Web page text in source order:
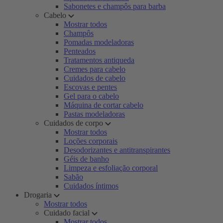
Sabonetes e champôs para barba
Cabelo
Mostrar todos
Champôs
Pomadas modeladoras
Penteados
Tratamentos antiqueda
Cremes para cabelo
Cuidados de cabelo
Escovas e pentes
Gel para o cabelo
Máquina de cortar cabelo
Pastas modeladoras
Cuidados de corpo
Mostrar todos
Loções corporais
Desodorizantes e antitranspirantes
Géis de banho
Limpeza e esfoliação corporal
Sabão
Cuidados íntimos
Drogaria
Mostrar todos
Cuidado facial